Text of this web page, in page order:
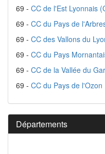
69 - CC de l'Est Lyonnais
69 - CC du Pays de
69 - CC des Vallons du
69 - CC du Pays
69 - CC de la Vallée du
69 - CC du Pays de l'Ozon
Départements